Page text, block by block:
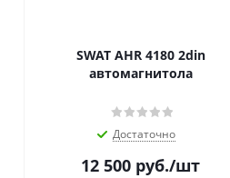
SWAT AHR 4180 2din
автомагнитола
Достаточно
12 500 руб./шт